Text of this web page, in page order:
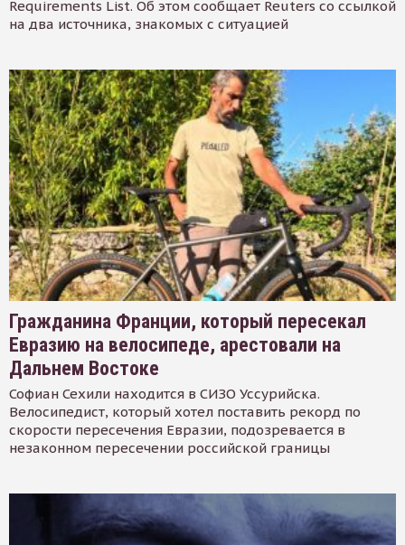
Requirements List. Об этом сообщает Reuters со ссылкой
на два источника, знакомых с ситуацией
Гражданина Франции, который пересекал
Евразию на велосипеде, арестовали на
Дальнем Востоке
Софиан Сехили находится в СИЗО Уссурийска.
Велосипедист, который хотел поставить рекорд по
скорости пересечения Евразии, подозревается в
незаконном пересечении российской границы